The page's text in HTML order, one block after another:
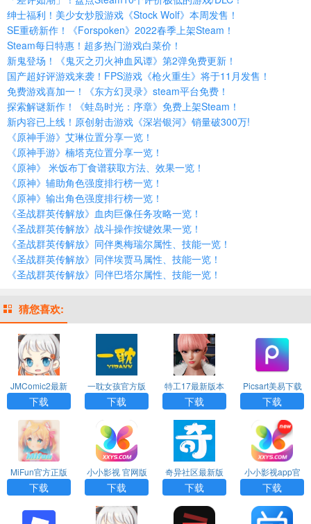
绅士福利！美少女炒股游戏《Stock Wolf》本周发售！
SE重磅新作！《Forspoken》2022春季上架Steam！
Steam每日特惠！超多热门游戏白菜价！
新鬼登场！《鬼灭之刃火神血风谭》第2弹免费更新！
国产超好评游戏来袭！FPS游戏《枪火重生》将于11月发售！
免费游戏喜加一！《东方幻灵录》steam平台免费！
探索解谜新作！《蛙岛时光：序章》免费上架Steam！
新内容已上线！原创射击游戏《深岩银河》销量破300万!
《原神手游》艾琳位置分享一览！
《原神手游》楠塔克位置分享一览！
《原神》 米饭布丁食谱获取方法、效果一览！
《原神》辅助角色强度排行榜一览！
《原神》输出角色强度排行榜一览！
《圣战群英传解放》血肉巨像任务攻略一览！
《圣战群英传解放》战斗操作按键效果一览！
《圣战群英传解放》同伴奥梅瑞尔属性、技能一览！
《圣战群英传解放》同伴埃贾马属性、技能一览！
《圣战群英传解放》同伴巴塔尔属性、技能一览！
猜您喜欢:
JMComic2最新
安装包
下载
一耽女孩官方版
下载漫画安装
下载
特工17最新版本
24.8下载
下载
Picsart美易下载
正版免费中文版
下载
MiFun官方正版
下载
小小影视 官网版
下载2026
下载
奇异社区最新版
本
下载
小小影视app官
方版下载
下载